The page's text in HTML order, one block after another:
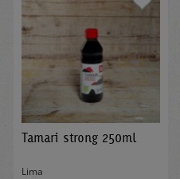
Tamari strong 250ml
Lima